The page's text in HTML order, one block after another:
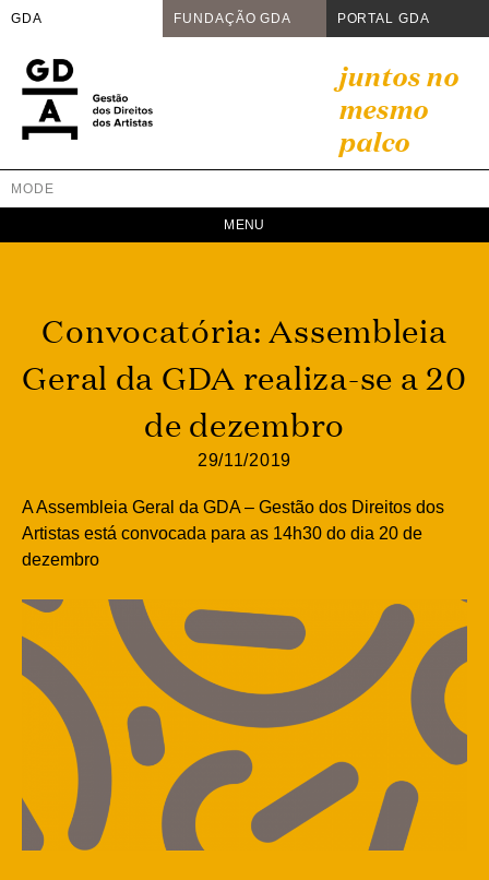
GDA FUNDAÇÃO GDA PORTAL GDA
content
juntos no
mesmo
palco
GDA
Juntos no mesmo palco
MODE
Convocatória: Assembleia
Geral da GDA realiza-se a 20
de dezembro
29/11/2019
A Assembleia Geral da GDA – Gestão dos Direitos dos
Artistas está convocada para as 14h30 do dia 20 de
dezembro